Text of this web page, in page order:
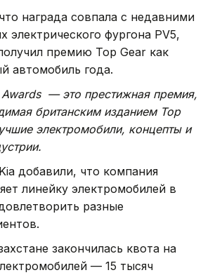
награда совпала с недавними
электрического фургона PV5,
премию Top Gear как
автомобиль года.
Awards — это престижная премия,
британским изданием Top
электромобили, концепты и
добавили, что компания
линейку электромобилей в
разные
закончилась квота на
— 15 тысяч